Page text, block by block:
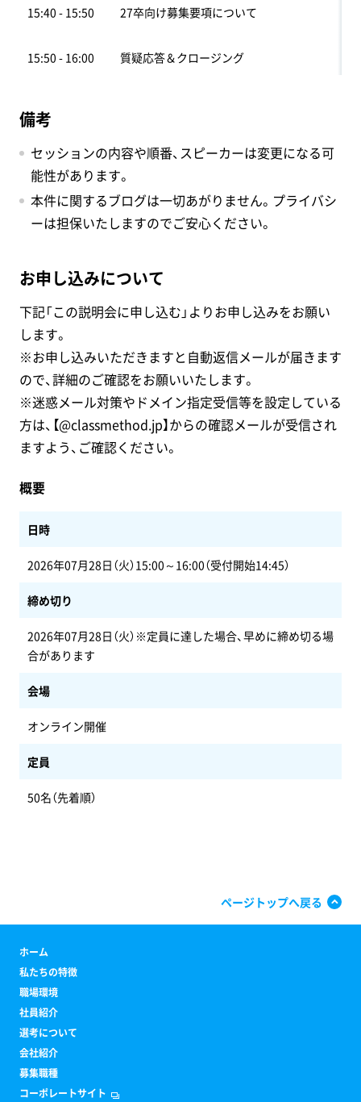
15:40 - 15:50 27卒向け募集要項について
15:50 - 16:00 質疑応答＆クロージング
備考
セッションの内容や順番、スピーカーは変更になる可
能性があります。
本件に関するブログは一切あがりません。プライバシ
ーは担保いたしますのでご安心ください。
お申し込みについて
下記「この説明会に申し込む」よりお申し込みをお願い
します。
※お申し込みいただきますと自動返信メールが届きます
ので、詳細のご確認をお願いいたします。
※迷惑メール対策やドメイン指定受信等を設定している
方は、【@classmethod.jp】からの確認メールが受信され
ますよう、ご確認ください。
概要
日時
2026年07月28日（火）15:00～16:00（受付開始14:45）
締め切り
2026年07月28日（火）※定員に達した場合、早めに締め切る場
合があります
会場
オンライン開催
定員
50名（先着順）
ページトップへ戻る
ホーム
私たちの特徴
職場環境
社員紹介
選考について
会社紹介
募集職種
コーポレートサイト